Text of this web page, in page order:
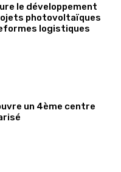
le développement
photovoltaïques
logistiques
un 4ème centre